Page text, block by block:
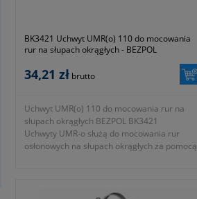
BK3421 Uchwyt UMR(o) 110 do mocowania
rur na słupach okrągłych - BEZPOL
34,21 zł brutto
Uchwyt UMR(o) 110 do mocowania rur na
słupach okrągłych BEZPOL BK3421
Uchwyty UMR-o służą do mocowania rur
osłonowych na słupach okrągłych za pomocą